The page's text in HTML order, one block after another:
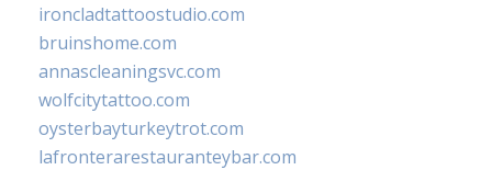
ironcladtattoostudio.com
bruinshome.com
annascleaningsvc.com
wolfcitytattoo.com
oysterbayturkeytrot.com
lafronterarestauranteybar.com